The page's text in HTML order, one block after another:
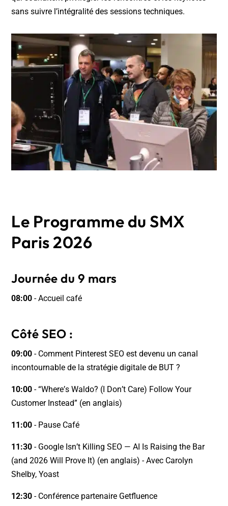
sans suivre l’intégralité des sessions techniques.
Le Programme du SMX
Paris 2026
Journée du 9 mars
08:00 - Accueil café
Côté SEO :
09:00 - Comment Pinterest SEO est devenu un canal
incontournable de la stratégie digitale de BUT ?
10:00 - “Where’s Waldo? (I Don’t Care) Follow Your
Customer Instead” (en anglais)
11:00 - Pause Café
11:30 - Google Isn’t Killing SEO — AI Is Raising the Bar
(and 2026 Will Prove It) (en anglais) - Avec Carolyn
Shelby, Yoast
12:30 - Conférence partenaire Getfluence